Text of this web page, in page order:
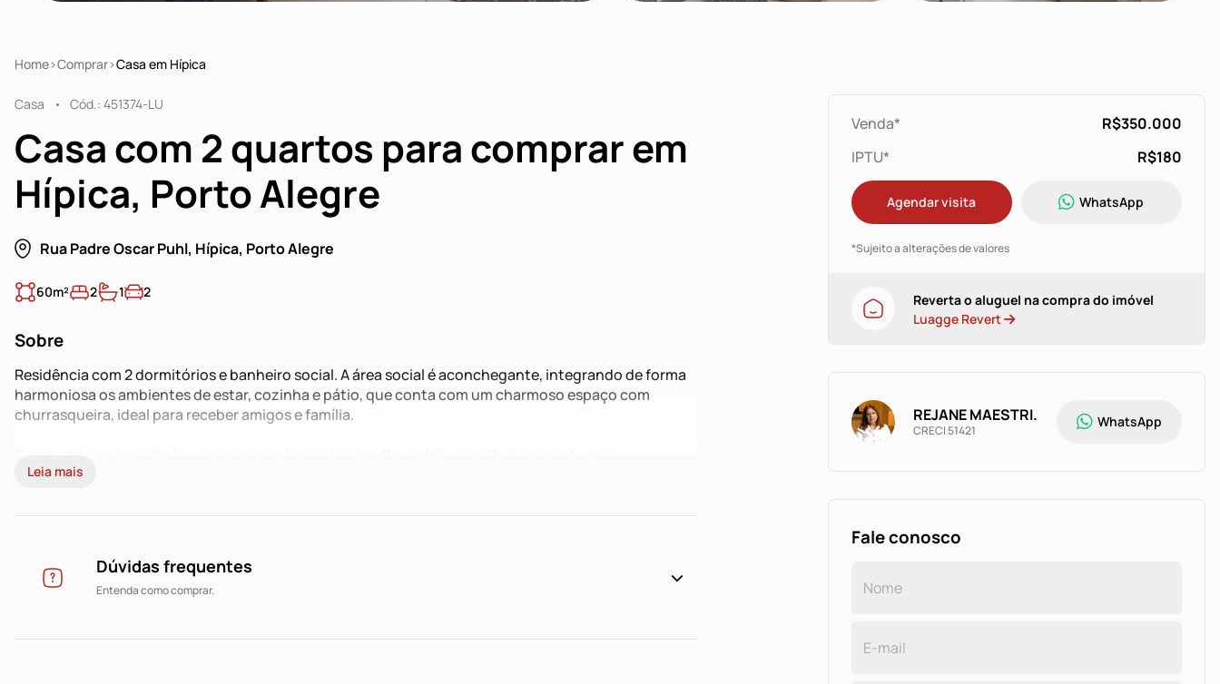
Home Comprar Casa em Hípica
Casa Cód.: 451374-LU
Casa com 2 quartos para comprar em
Hípica, Porto Alegre
Rua Padre Oscar Puhl, Hípica, Porto Alegre
60m² 2 1 2
Sobre
Residência com 2 dormitórios e banheiro social. A área social é aconchegante, integrando de forma
harmoniosa os ambientes de estar, cozinha e pátio, que conta com um charmoso espaço com
churrasqueira, ideal para receber amigos e família.
dormitórios, cozinha e banheiros.
Leia mais
Dúvidas frequentes
Entenda como comprar.
Venda*
R$350.000
IPTU*
R$180
Agendar visita WhatsApp
*Sujeito a alterações de valores
Reverta o aluguel na compra do imóvel
Luagge Revert
REJANE MAESTRI.
CRECI 51421 WhatsApp
Fale conosco